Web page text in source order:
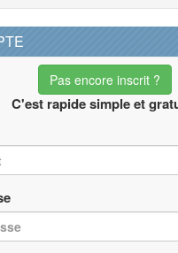
Pas encore inscrit ?
C'est rapide simple et